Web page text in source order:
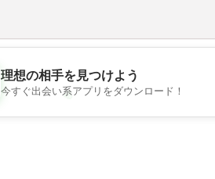
💖
理想の相手を見つけよう
今すぐ出会い系アプリをダウンロード！